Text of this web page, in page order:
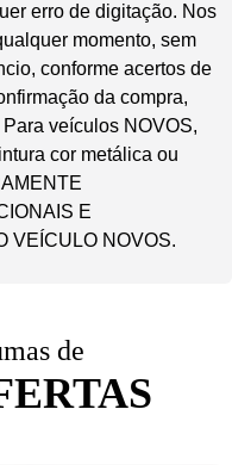
erro de digitação. Nos
momento, sem
conforme acertos de
da compra,
veículos NOVOS,
cor metálica ou
E
VEÍCULO NOVOS.
de